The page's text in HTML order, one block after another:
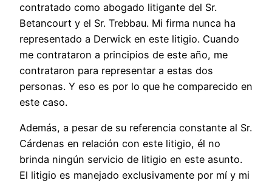
contratado como abogado litigante del Sr.
Betancourt y el Sr. Trebbau. Mi firma nunca ha
representado a Derwick en este litigio. Cuando
me contrataron a principios de este año, me
contrataron para representar a estas dos
personas. Y eso es por lo que he comparecido en
este caso.
Además, a pesar de su referencia constante al Sr.
Cárdenas en relación con este litigio, él no
brinda ningún servicio de litigio en este asunto.
El litigio es manejado exclusivamente por mí y mi